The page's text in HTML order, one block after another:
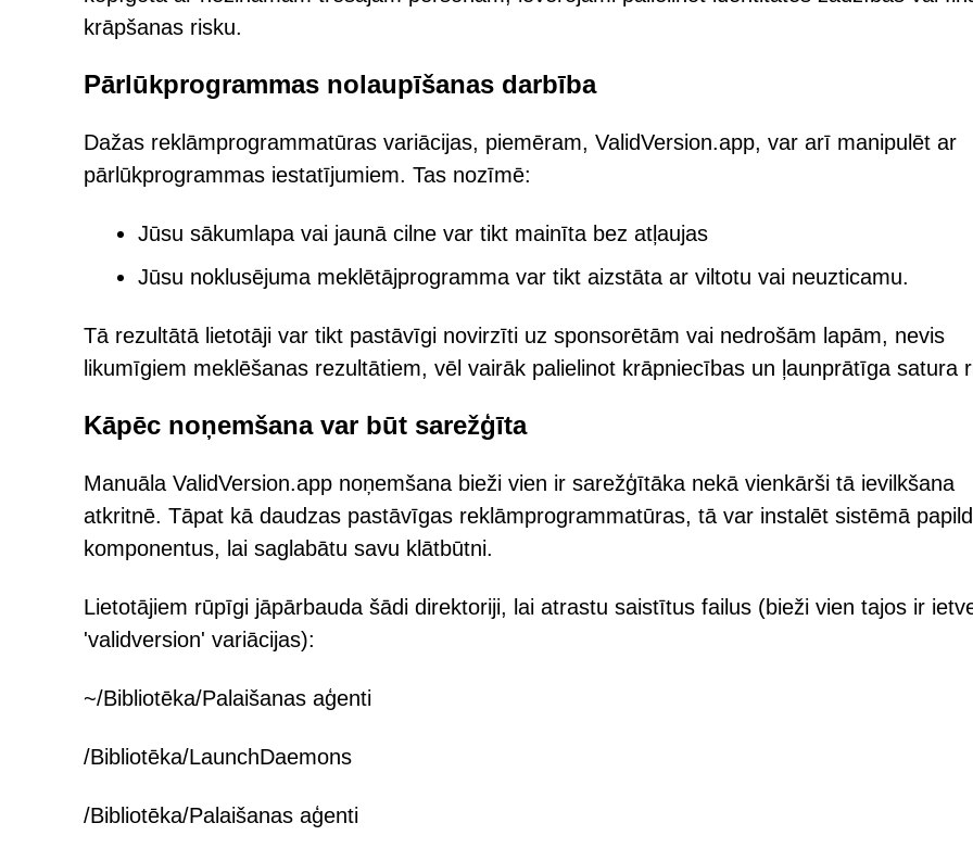
krāpšanas risku.
Pārlūkprogrammas nolaupīšanas darbība
Dažas reklāmprogrammatūras variācijas, piemēram, ValidVersion.app, var arī manipulēt ar
pārlūkprogrammas iestatījumiem. Tas nozīmē:
Jūsu sākumlapa vai jaunā cilne var tikt mainīta bez atļaujas
Jūsu noklusējuma meklētājprogramma var tikt aizstāta ar viltotu vai neuzticamu.
Tā rezultātā lietotāji var tikt pastāvīgi novirzīti uz sponsorētām vai nedrošām lapām, nevis
likumīgiem meklēšanas rezultātiem, vēl vairāk palielinot krāpniecības un ļaunprātīga satura
Kāpēc noņemšana var būt sarežģīta
Manuāla ValidVersion.app noņemšana bieži vien ir sarežģītāka nekā vienkārši tā ievilkšana
atkritnē. Tāpat kā daudzas pastāvīgas reklāmprogrammatūras, tā var instalēt sistēmā
komponentus, lai saglabātu savu klātbūtni.
Lietotājiem rūpīgi jāpārbauda šādi direktoriji, lai atrastu saistītus failus (bieži vien tajos ir
'validversion' variācijas):
~/Bibliotēka/Palaišanas aģenti
/Bibliotēka/LaunchDaemons
/Bibliotēka/Palaišanas aģenti